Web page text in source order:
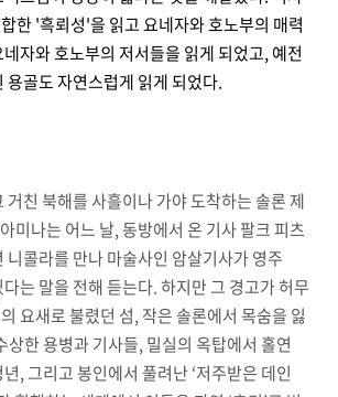
한 '흑뢰성'을 읽고 요네자와 호노부의 매력
자와 호노부의 저서들을 읽게 되었고, 예전
용골도 자연스럽게 읽게 되었다.
거친 북해를 사흘이나 가야 도착하는 솔론 제
미나는 어느 날, 동방에서 온 기사 팔크 피츠
니콜라를 만나 마술사인 암살기사가 영주
는 말을 전해 듣는다. 하지만 그 경고가 허무
요새로 불렸던 섬, 작은 솔론에서 목숨을 잃
상한 용병과 기사들, 밀실의 옥탑에서 홀연
, 그리고 봉인에서 풀려난 ‘저주받은 데인